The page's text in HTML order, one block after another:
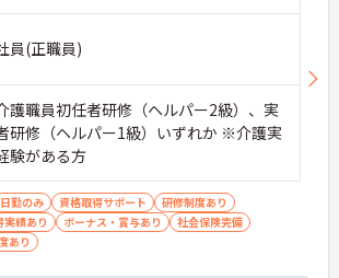
した収入アップと明確なキャリア
】
れるほか、年2回の評価面談で
任者や管理者へのキャリアアップ
】
フト確認をすべてスマートフォ
書きの書類作成や事業所への移
業務に集中できます
員(正職員)
護職員初任者研修（ヘルパー2級）、実
研修（ヘルパー1級）いずれか ※介護実
験がある方
日勤のみ 資格取得サポート
研修制度あり
績あり
ボーナス・賞与あり
社会保険完備
あり